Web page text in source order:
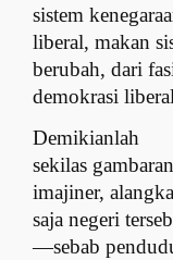
sistem
liberal, makan
berubah, dari
demokrasi
Demikianlah
sekilas
imajiner,
saja negeri
—sebab